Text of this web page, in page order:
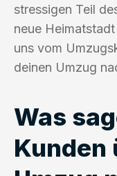
stressigen Teil
neue
uns vom
deinen Umzug
Was
Kunden